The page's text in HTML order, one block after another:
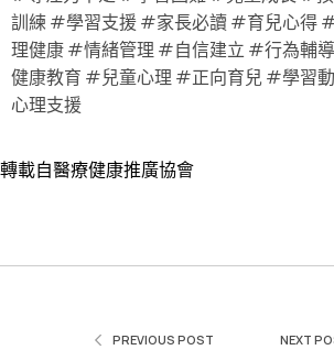
訓練 #學習支援 #家長必讀 #育兒心得
理健康 #情緒管理 #自信建立 #行為輔
健康教育 #兒童心理 #正向育兒 #學習
心理支援
轉載自醫療健康推廣協會
PREVIOUS POST NEXT